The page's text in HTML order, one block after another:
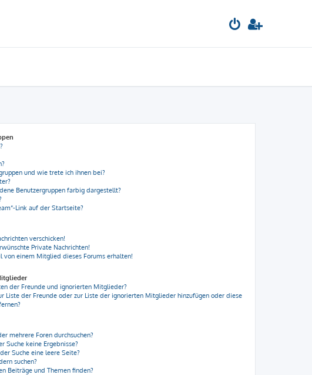
und wie trete ich ihnen bei?
Benutzergruppen farbig dargestellt?
Link auf der Startseite?
verschicken!
Private Nachrichten!
von einem Mitglied dieses Forums erhalten!
der Freunde und ignorierten Mitglieder?
Liste der Freunde oder zur Liste der ignorierten Mitglieder hinzufügen oder diese
mehrere Foren durchsuchen?
Suche keine Ergebnisse?
Suche eine leere Seite?
suchen?
Beiträge und Themen finden?